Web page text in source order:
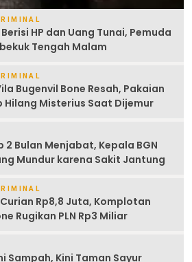
HP dan Uang Tunai, Pemuda
Tengah Malam
Bugenvil Bone Resah, Pakaian
Hilang Misterius Saat Dijemur
2 Bulan Menjabat, Kepala BGN
Mundur karena Sakit Jantung
Rp8,8 Juta, Komplotan
Rugikan PLN Rp3 Miliar
Sampah, Kini Taman Sayur